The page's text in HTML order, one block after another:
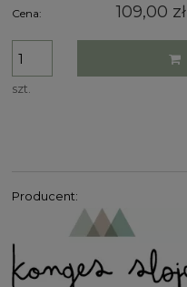
Cena: 109,00 zł
szt.
Producent: